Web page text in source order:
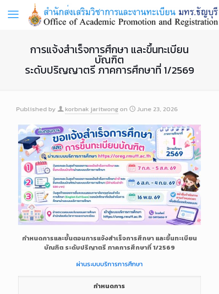
การแจ้งสำเร็จการศึกษา และขึ้นทะเบียน
บัณฑิต
ระดับปริญญาตรี ภาคการศึกษาที่ 1/2569
Published by korbnak jaritwong on June 23, 2026
กำหนดการและขั้นตอนการแจ้งสำเร็จการศึกษา และขึ้นทะเบียน
บัณฑิต ระดับปริญาตรี ภาคการศึกษาที่ 1/2569
ผ่านระบบบริการการศึกษา
กำหนดการ